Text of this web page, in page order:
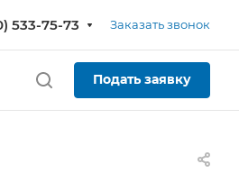
533-75-73 Заказать звонок
Подать заявку